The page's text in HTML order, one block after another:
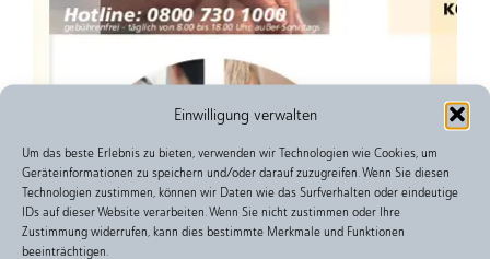
Einwilligung verwalten
Um das beste Erlebnis zu bieten, verwenden wir Technologien wie Cookies, um
Geräteinformationen zu speichern und/oder darauf zuzugreifen. Wenn Sie diesen
Technologien zustimmen, können wir Daten wie das Surfverhalten oder eindeutige
IDs auf dieser Website verarbeiten. Wenn Sie nicht zustimmen oder Ihre
Zustimmung widerrufen, kann dies bestimmte Merkmale und Funktionen
beeinträchtigen.